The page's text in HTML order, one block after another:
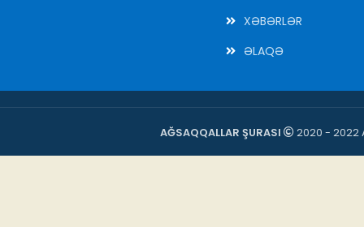
XƏBƏRLƏR
ƏLAQƏ
AĞSAQQALLAR ŞURASI 2020 - 2022